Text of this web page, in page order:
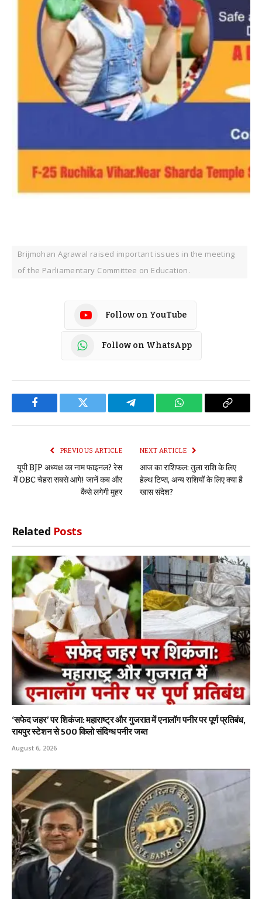
Brijmohan Agrawal raised important issues in the meeting
of the Parliamentary Committee on Education.
Follow on YouTube
Follow on WhatsApp
Facebook Twitter Telegram WhatsApp Copy
PREVIOUS ARTICLE
यूपी BJP अध्यक्ष का नाम फाइनल? रेस
में OBC चेहरा सबसे आगे! जानें कब और
कैसे लगेगी मुहर
NEXT ARTICLE
आज का राशिफल: तुला राशि के लिए
हेल्थ टिप्स, अन्य राशियों के लिए क्या है
खास संदेश?
Related Posts
‘सफेद जहर’ पर शिकंजा: महाराष्ट्र और गुजरात में एनालॉग पनीर पर पूर्ण प्रतिबंध,
रायपुर स्टेशन से 500 किलो संदिग्ध पनीर जब्त
August 6, 2026